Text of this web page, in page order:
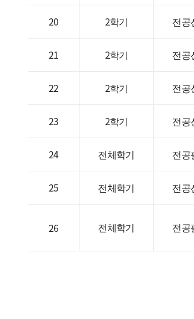
20 2학기 전공
21 2학기 전공
22 2학기 전공
23 2학기 전공
24 전체학기 전공
25 전체학기 전공
26 전체학기 전공